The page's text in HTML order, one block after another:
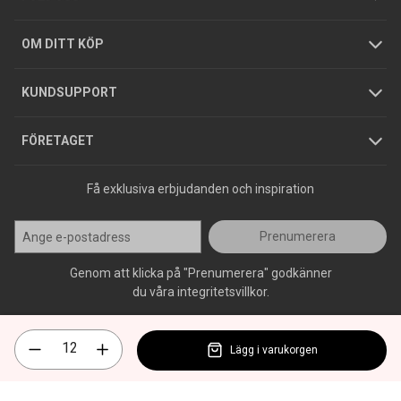
OM DITT KÖP
GDPR
KUNDSUPPORT
Köpguider
Varumärken
FÖRETAGET
Hållbarhet
Jobba hos oss
Press
Få exklusiva erbjudanden och inspiration
Prenumerera
Genom att klicka på "Prenumerera" godkänner
du våra integritetsvillkor.
Lägg i varukorgen